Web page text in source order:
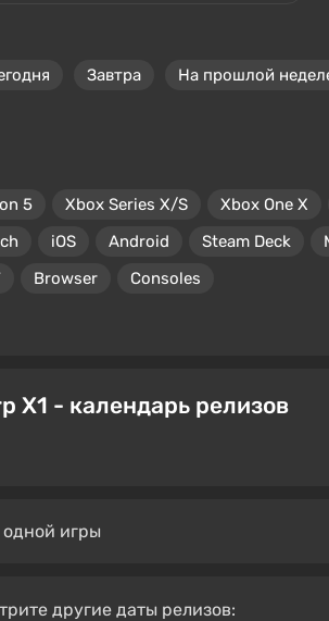
Завтра На прошлой
5 Xbox Series X/S Xbox One X
iOS Android Steam Deck
Browser Consoles
X1 - календарь релизов
игры
другие даты релизов: